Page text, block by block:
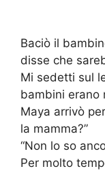
Baciò il
disse che
Mi sedetti sul
bambini erano
Maya arrivò
la mamma?”
“Non lo so
Per molto